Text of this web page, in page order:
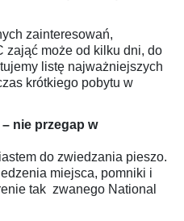
zainteresowań,
zająć może od kilku dni, do
listę najważniejszych
krótkiego pobytu w
nie przegap w
do zwiedzania pieszo.
miejsca, pomniki i
tak zwanego National